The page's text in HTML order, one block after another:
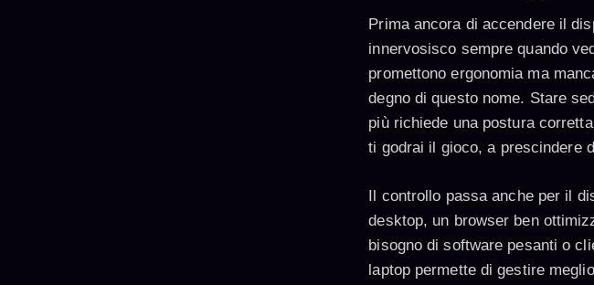
Prima ancora di accendere il
innervosisco sempre quando
promettono ergonomia ma
degno di questo nome. Stare
più richiede una postura
ti godrai il gioco, a prescindere
Il controllo passa anche per il
desktop, un browser ben
bisogno di software pesanti o
laptop permette di gestire